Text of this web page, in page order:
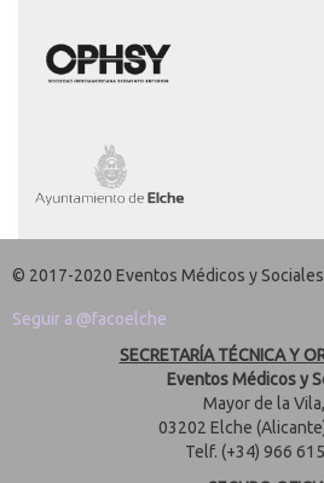
© 2017-2020 Eventos Médicos y
Seguir a @facoelche
SECRETARÍA TÉCNICA Y
Eventos Médicos y
Mayor de la
03202 Elche
Telf. (+34) 966